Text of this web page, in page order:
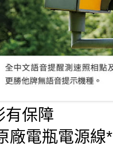
有保障
廠電瓶電源